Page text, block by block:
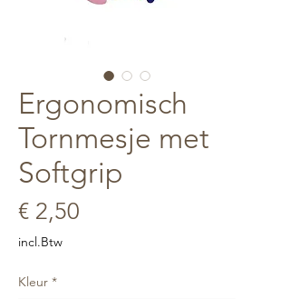
Ergonomisch
Tornmesje met
Softgrip
€ 2,50
incl.Btw
Kleur *